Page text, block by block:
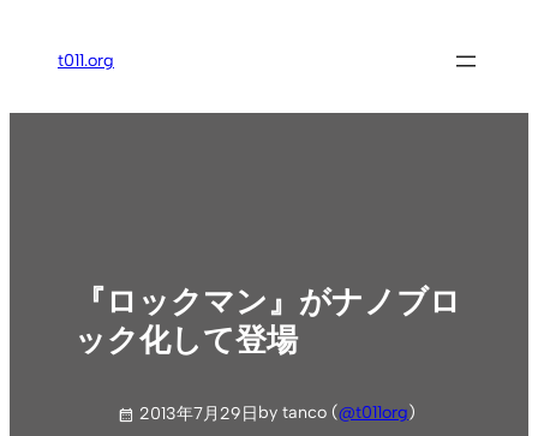
ス
t011.org
『ロックマン』がナノブロ
ック化して登場
2013年7月29日by tanco (@t011org)